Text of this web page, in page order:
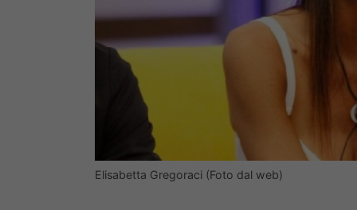
Elisabetta Gregoraci (Foto dal web)